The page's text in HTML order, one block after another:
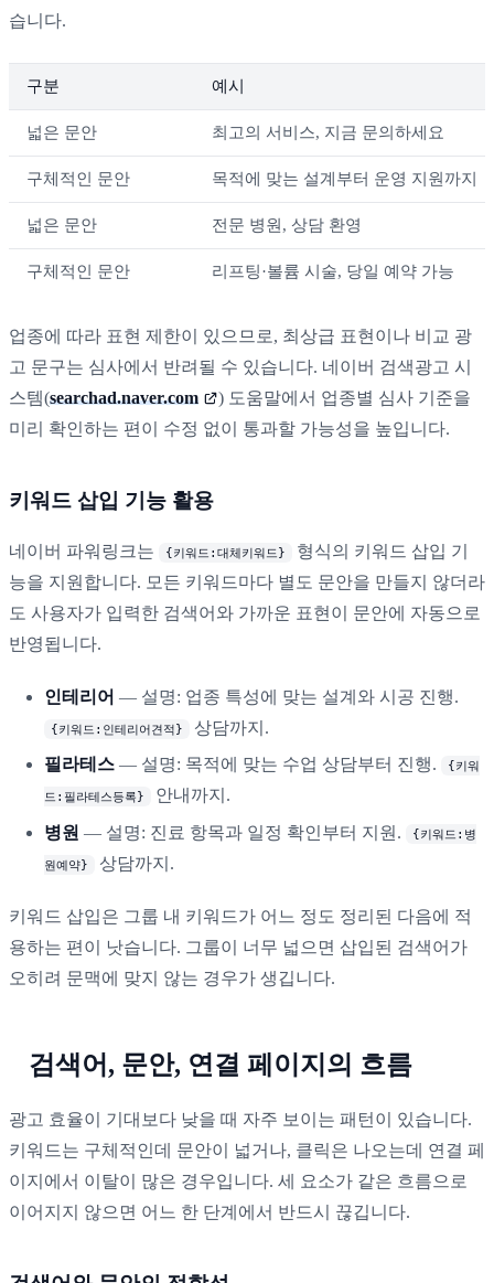
습니다.
구분 예시
넓은 문안 최고의 서비스, 지금 문의하세요
구체적인 문안 목적에 맞는 설계부터 운영 지원까지
넓은 문안 전문 병원, 상담 환영
구체적인 문안 리프팅·볼륨 시술, 당일 예약 가능
업종에 따라 표현 제한이 있으므로, 최상급 표현이나 비교 광
고 문구는 심사에서 반려될 수 있습니다. 네이버 검색광고 시
스템(searchad.naver.com
) 도움말에서 업종별 심사 기준을
미리 확인하는 편이 수정 없이 통과할 가능성을 높입니다.
키워드 삽입 기능 활용
네이버 파워링크는 {키워드:대체키워드}
형식의 키워드 삽입 기
능을 지원합니다. 모든 키워드마다 별도 문안을 만들지 않더라
도 사용자가 입력한 검색어와 가까운 표현이 문안에 자동으로
반영됩니다.
인테리어 — 설명: 업종 특성에 맞는 설계와 시공 진행.
{키워드:인테리어견적}
상담까지.
필라테스 — 설명: 목적에 맞는 수업 상담부터 진행.
{키워
드:필라테스등록}
안내까지.
병원 — 설명: 진료 항목과 일정 확인부터 지원.
{키워드:병
원예약}
상담까지.
키워드 삽입은 그룹 내 키워드가 어느 정도 정리된 다음에 적
용하는 편이 낫습니다. 그룹이 너무 넓으면 삽입된 검색어가
오히려 문맥에 맞지 않는 경우가 생깁니다.
검색어, 문안, 연결 페이지의 흐름
광고 효율이 기대보다 낮을 때 자주 보이는 패턴이 있습니다.
키워드는 구체적인데 문안이 넓거나, 클릭은 나오는데 연결 페
이지에서 이탈이 많은 경우입니다. 세 요소가 같은 흐름으로
이어지지 않으면 어느 한 단계에서 반드시 끊깁니다.